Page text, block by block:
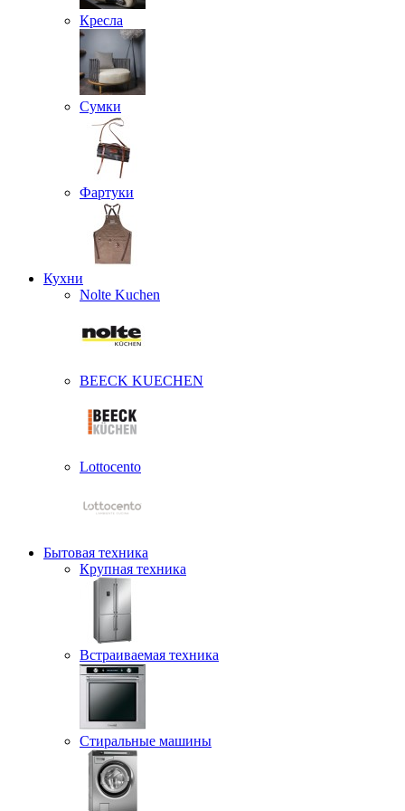
Кресла
Сумки
Фартуки
Кухни
Nolte Kuchen
BEECK KUECHEN
Lottocento
Бытовая техника
Крупная техника
Встраиваемая техника
Стиральные машины